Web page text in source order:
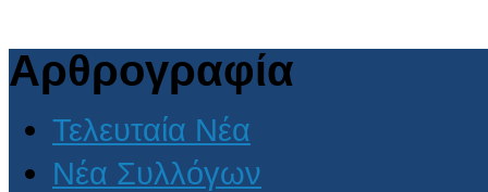
Αρθρογραφία
Τελευταία Νέα
Νέα Συλλόγων